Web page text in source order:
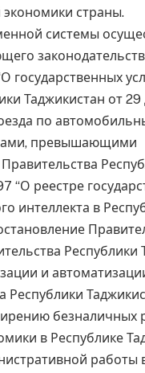
страны.
системы
государственных
Таджикистан от
по
превышающими
“О реестре
интеллекта в
Республики
и
Республики
безналичных
в Республике
работы